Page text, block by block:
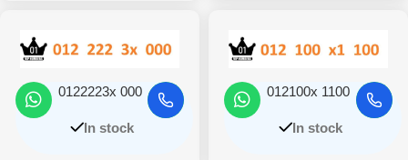
012100x 1100
In stock
0122223x 000
In stock